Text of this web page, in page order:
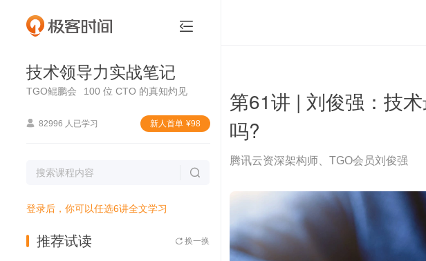

技术领导力实战笔记
TGO鲲鹏会 100 位 CTO 的真知灼见
 82996 人已学习 新⼈⾸单 ¥98

登录后，你可以任选6讲全文学习
推荐试读  换一换
 技术领导力实战笔记
第61讲 | 刘俊强：技
吗?
腾讯云资深架构师、TGO会员刘俊强